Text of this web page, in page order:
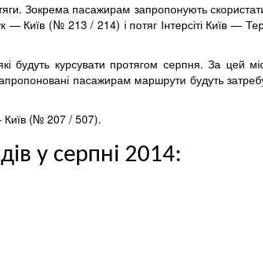
Зокрема пасажирам запропонують
(№ 213 / 214) і потяг Інтерсіті Київ —
курсувати протягом серпня. За цей
пасажирам маршрути будуть
Київ (№ 207 / 507).
у серпні 2014: